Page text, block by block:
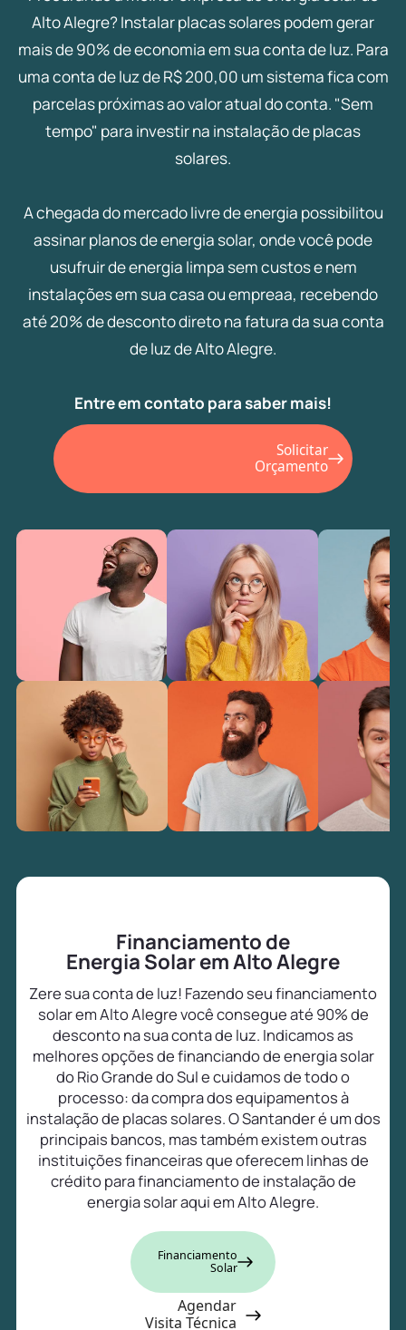
Alto Alegre? Instalar placas solares podem gerar
mais de 90% de economia em sua conta de luz. Para
uma conta de luz de R$ 200,00 um sistema fica com
parcelas próximas ao valor atual do conta. "Sem
tempo" para investir na instalação de placas
solares.
A chegada do mercado livre de energia possibilitou
assinar planos de energia solar, onde você pode
usufruir de energia limpa sem custos e nem
instalações em sua casa ou empreaa, recebendo
até 20% de desconto direto na fatura da sua conta
de luz de Alto Alegre.
Entre em contato para saber mais!
Solicitar
Orçamento
Financiamento de
Energia Solar em Alto Alegre
Zere sua conta de luz! Fazendo seu financiamento
solar em Alto Alegre você consegue até 90% de
desconto na sua conta de luz. Indicamos as
melhores opções de financiando de energia solar
do Rio Grande do Sul e cuidamos de todo o
processo: da compra dos equipamentos à
instalação de placas solares. O Santander é um dos
principais bancos, mas também existem outras
instituições financeiras que oferecem linhas de
crédito para financiamento de instalação de
energia solar aqui em Alto Alegre.
Financiamento
Solar
Agendar
Visita Técnica